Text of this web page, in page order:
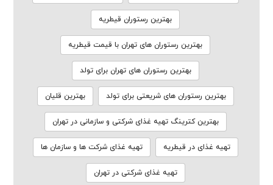
بهترین رستوران قیطریه
بهترین رستوران های تهران با قیمت قیطریه
بهترین رستوران های تهران برای تولد
بهترین رستوران های شریعتی برای تولد بهترین قلیان
بهترین کترینگ تهیه غذای شرکتی و سازمانی در تهران
تهیه غذای در قیطریه تهیه غذای شرکت ها و سازمان ها
تهیه غذای شرکتی در تهران